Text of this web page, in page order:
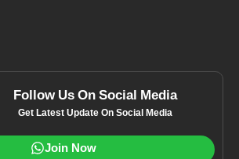
Follow Us On Social Media
Get Latest Update On Social Media
Join Now